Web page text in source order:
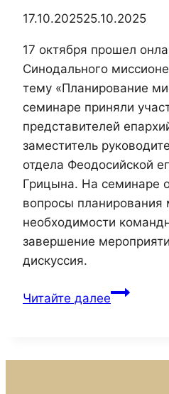
17.10.202525.10.2025
17 октября прошел
Синодального
тему «Планирование
семинаре приняли
представителей
заместитель
отдела Феодосийской
Грицына. На семинаре
вопросы планирования
необходимости
завершение
дискуссия.
Читайте далееПрошел